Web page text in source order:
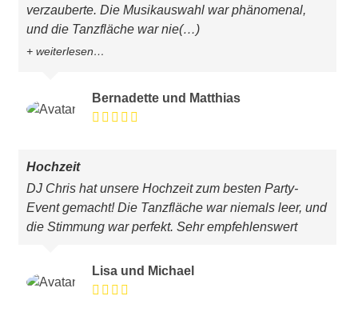
verzauberte. Die Musikauswahl war phänomenal,
und die Tanzfläche war nie(…)
weiterlesen…
Bernadette und Matthias
Hochzeit
DJ Chris hat unsere Hochzeit zum besten Party-
Event gemacht! Die Tanzfläche war niemals leer, und
die Stimmung war perfekt. Sehr empfehlenswert
Lisa und Michael